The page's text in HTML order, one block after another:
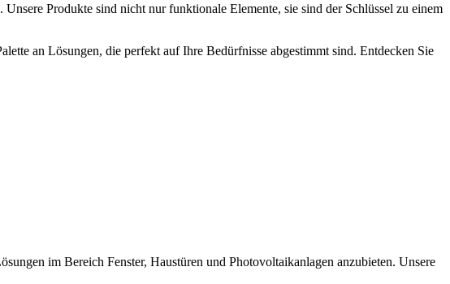
Produkte sind nicht nur funktionale Elemente, sie sind der Schlüssel zu einem
an Lösungen, die perfekt auf Ihre Bedürfnisse abgestimmt sind. Entdecken Sie
im Bereich Fenster, Haustüren und Photovoltaikanlagen anzubieten. Unsere